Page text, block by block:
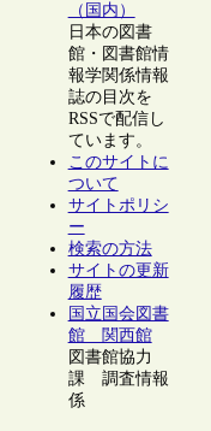
（国内）
日本の図書
館・図書館情
報学関係情報
誌の目次を
RSSで配信し
ています。
このサイトに
ついて
サイトポリシ
ー
検索の方法
サイトの更新
履歴
国立国会図書
館 関西館
図書館協力
課 調査情報
係